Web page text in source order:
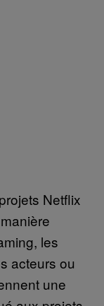
Netflix
les
acteurs ou
une